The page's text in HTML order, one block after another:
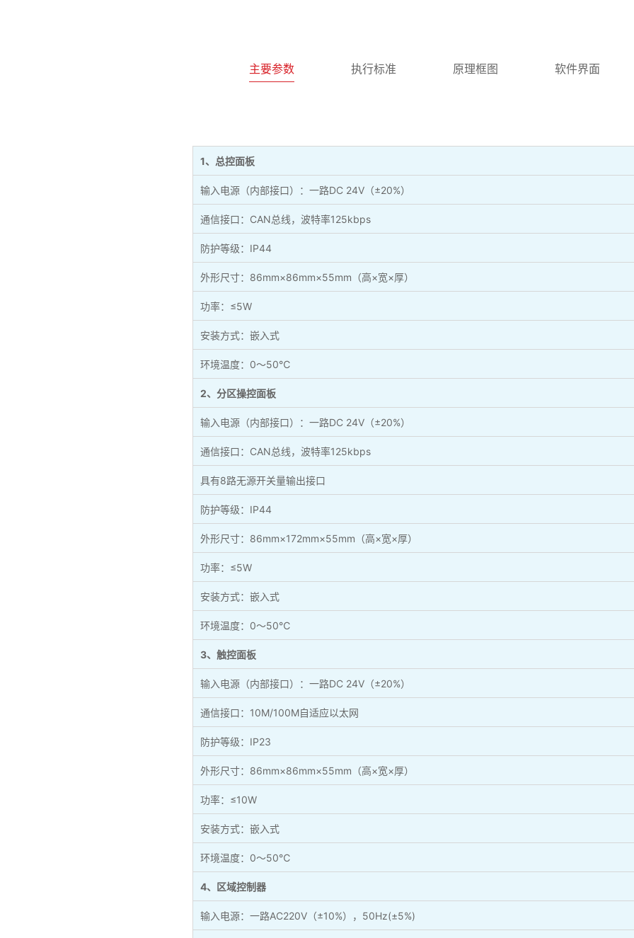
主要参数 执行标准 原理框图 软件界面
1、总控面板
输入电源（内部接口）：一路DC 24V（±20%）
通信接口：CAN总线，波特率125kbps
防护等级：IP44
外形尺寸：86mm×86mm×55mm（高×宽×厚）
功率：≤5W
安装方式：嵌入式
环境温度：0～50℃
2、分区操控面板
输入电源（内部接口）：一路DC 24V（±20%）
通信接口：CAN总线，波特率125kbps
具有8路无源开关量输出接口
防护等级：IP44
外形尺寸：86mm×172mm×55mm（高×宽×厚）
功率：≤5W
安装方式：嵌入式
环境温度：0～50℃
3、触控面板
输入电源（内部接口）：一路DC 24V（±20%）
通信接口：10M/100M自适应以太网
防护等级：IP23
外形尺寸：86mm×86mm×55mm（高×宽×厚）
功率：≤10W
安装方式：嵌入式
环境温度：0～50℃
4、区域控制器
输入电源：一路AC220V（±10%），50Hz(±5%)